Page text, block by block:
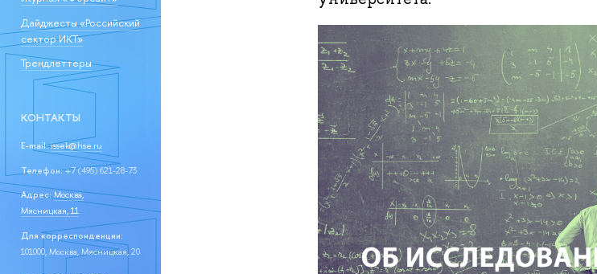
Дайджесты «Российский
сектор ИКТ»
Трендлеттеры
КОНТАКТЫ
E-mail:issek@hse.ru
Телефон:+7 (495) 621-28-73
Адрес: Москва,
Мясницкая, 11
Для корреспонденции:
101000, Москва, Мясницкая, 20